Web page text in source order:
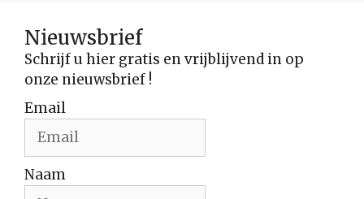
Nieuwsbrief
Schrijf u hier gratis en vrijblijvend in op
onze nieuwsbrief !
Email
Naam